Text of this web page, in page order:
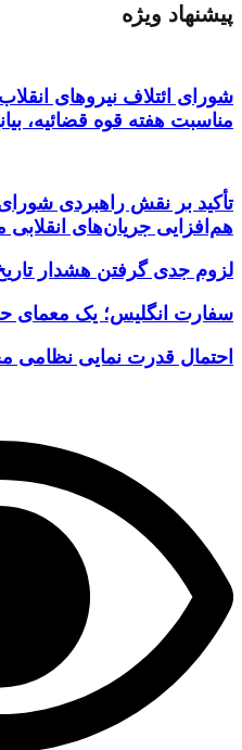
پیشنهاد ویژه
شورای ائتلاف نیروهای
مناسبت هفته قوه قضائیه،
تأکید بر نقش راهبردی شورای
هم‌افزایی جریان‌های انقلابی
لزوم جدی گرفتن هشدار
سفارت انگلیس؛ یک معمای
احتمال قدرت نمایی نظامی